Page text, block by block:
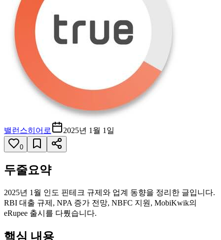
밸런스히어로 2025년 1월 1일
0
두줄요약
2025년 1월 인도 핀테크 규제와 업계 동향을 정리한 글입니다.
RBI 대출 규제, NPA 증가 전망, NBFC 지원, MobiKwik의
eRupee 출시를 다뤘습니다.
핵심 내용